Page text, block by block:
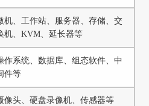
机、工作站、服务器、存储、交
机、KVM、延长器等
作系统、数据库、组态软件、中
件等
像头、硬盘录像机、传感器等